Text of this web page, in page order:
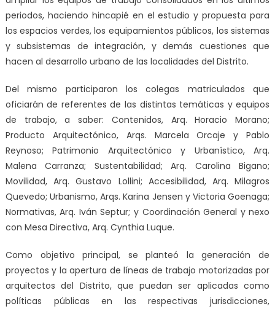
periodos, haciendo hincapié en el estudio y propuesta para
los espacios verdes, los equipamientos públicos, los sistemas
y subsistemas de integración, y demás cuestiones que
hacen al desarrollo urbano de las localidades del Distrito.
Del mismo participaron los colegas matriculados que
oficiarán de referentes de las distintas temáticas y equipos
de trabajo, a saber: Contenidos, Arq. Horacio Morano;
Producto Arquitectónico, Arqs. Marcela Orcaje y Pablo
Reynoso; Patrimonio Arquitectónico y Urbanístico, Arq.
Malena Carranza; Sustentabilidad; Arq. Carolina Bigano;
Movilidad, Arq. Gustavo Lollini; Accesibilidad, Arq. Milagros
Quevedo; Urbanismo, Arqs. Karina Jensen y Victoria Goenaga;
Normativas, Arq. Iván Septur; y Coordinación General y nexo
con Mesa Directiva, Arq. Cynthia Luque.
Como objetivo principal, se planteó lageneración de
proyectos y la apertura de líneas de trabajo motorizadas por
arquitectos del Distrito, que puedan ser aplicadas como
políticas públicas en las respectivas jurisdicciones,